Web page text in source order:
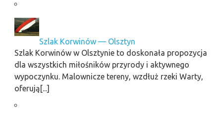
Szlak Korwinów — Olsztyn
Szlak Korwinów w Olsztynie to doskonała propozycja
dla wszystkich miłośników przyrody i aktywnego
wypoczynku. Malownicze tereny, wzdłuż rzeki Warty,
oferują[...]